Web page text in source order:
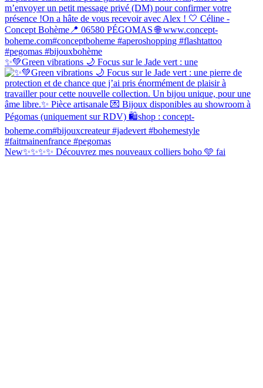
✨💚Green vibrations 🌙 Focus sur le Jade vert : une
New✨✨✨✨ Découvrez mes nouveaux colliers boho 🩵 fai